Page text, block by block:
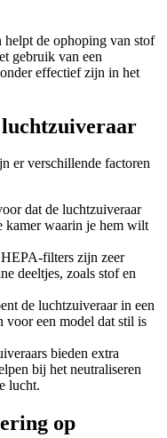
helpt de ophoping van stof
gebruik van een
effectief zijn in het
er verschillende factoren
dat de luchtzuiveraar
kamer waarin je hem wilt
filters zijn zeer
deeltjes, zoals stof en
de luchtzuiveraar in een
voor een model dat stil is
bieden extra
bij het neutraliseren
lucht.
op